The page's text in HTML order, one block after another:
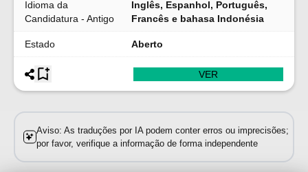
Idioma da
Candidatura - Antigo
Inglês, Espanhol, Português,
Francês e bahasa Indonésia
Estado Aberto
VER
Aviso: As traduções por IA podem conter erros ou imprecisões;
por favor, verifique a informação de forma independente